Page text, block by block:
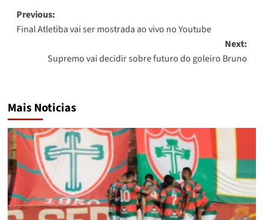
Post
navigation
Previous:
Final Atletiba vai ser mostrada ao vivo no Youtube
Next:
Supremo vai decidir sobre futuro do goleiro Bruno
Mais Noticias